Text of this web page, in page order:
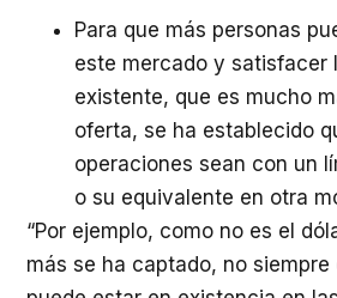
Para que más personas
este mercado y satisfacer
existente, que es mucho
oferta, se ha establecido
operaciones sean con un
o su equivalente en otra
“Por ejemplo, como no es el
más se ha captado, no siempre